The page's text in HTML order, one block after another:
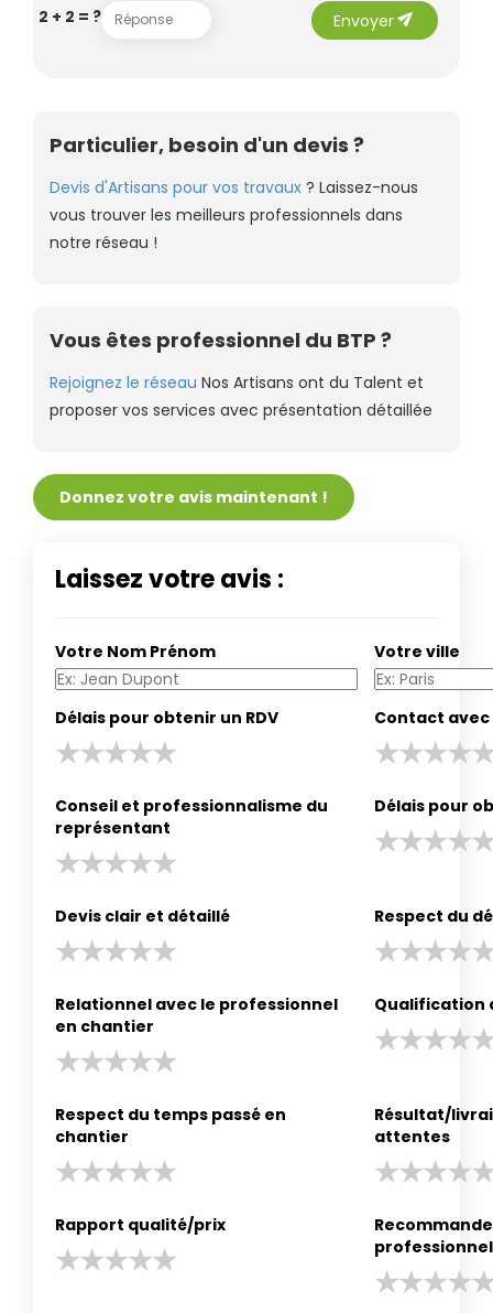
2 + 2 = ? Envoyersend
Particulier, besoin d'un devis ?
Devis d'Artisans pour vos travaux ? Laissez-nous
vous trouver les meilleurs professionnels dans
notre réseau !
Vous êtes professionnel du BTP ?
Rejoignez le réseau Nos Artisans ont du Talent et
proposer vos services avec présentation détaillée
Donnez votre avis maintenant !
Laissez votre avis :
Votre Nom Prénom Votre ville
Délais pour obtenir un RDV Contact
Conseil et professionnalisme du
représentant
Délais pour
Devis clair et détaillé Respect du
Relationnel avec le professionnel
en chantier
Qualification
Respect du temps passé en
chantier
Résultat/
attentes
Rapport qualité/prix
professionnel